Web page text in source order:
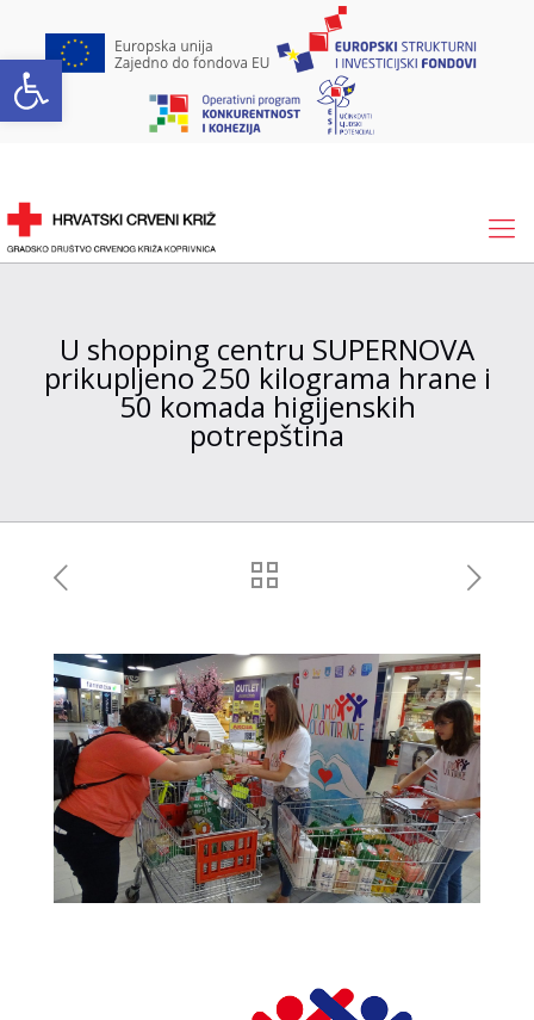
Open toolbar
U shopping centru SUPERNOVA
prikupljeno 250 kilograma hrane i
50 komada higijenskih
potrepština